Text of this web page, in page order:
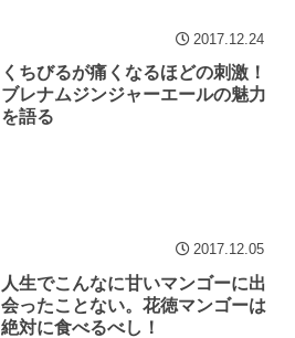
2017.12.24
くちびるが痛くなるほどの刺激！
ブレナムジンジャーエールの魅力
を語る
2017.12.05
人生でこんなに甘いマンゴーに出
会ったことない。花徳マンゴーは
絶対に食べるべし！